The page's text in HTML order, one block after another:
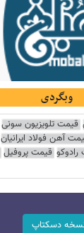
وبگردی
قیمت تلویزیون سونی
آهن فولاد ایرانیان
قیمت پروفیل
دسکتاپ